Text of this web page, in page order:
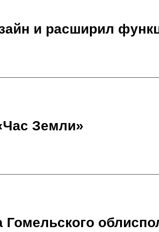
и расширил
Земли»